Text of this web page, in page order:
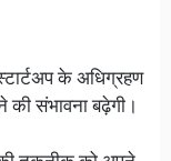
के अधिग्रहण
की संभावना बढ़ेगी।